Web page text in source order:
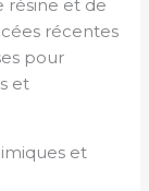
résine et de
récentes
pour
et
et